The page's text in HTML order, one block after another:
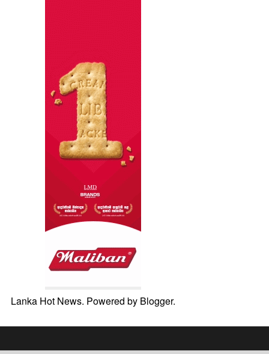
Lanka Hot News. Powered by Blogger.